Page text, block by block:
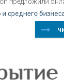
среднего